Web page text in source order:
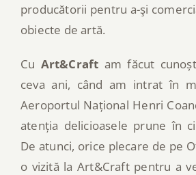
producătorii pentru a-şi
obiecte de artă.
Cu Art&Craft am făcut
ceva ani, când am intrat în
Aeroportul Național Henri
atenția delicioasele prune în
De atunci, orice plecare de pe
o vizită la Art&Craft pentru a